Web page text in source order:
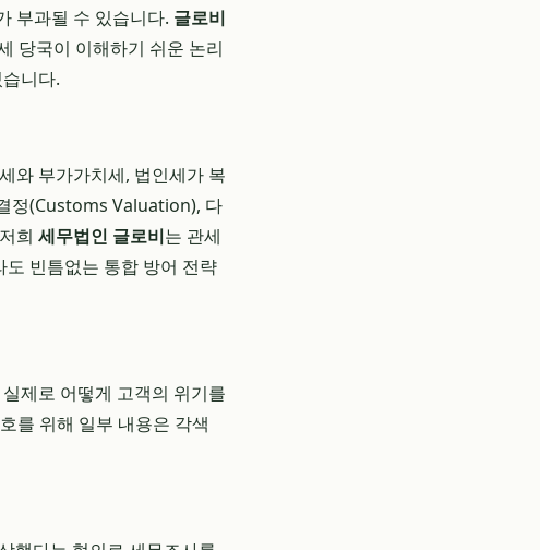
부과될 수 있습니다. 글로비
당국이 이해하기 쉬운 논리
니다.
와 부가가치세, 법인세가 복
정(Customs Valuation), 다
희 세무법인 글로비는 관세
빈틈없는 통합 방어 전략
제로 어떻게 고객의 위기를
를 위해 일부 내용은 각색